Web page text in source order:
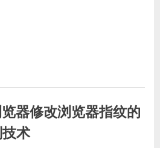
器修改浏览器指纹的
术